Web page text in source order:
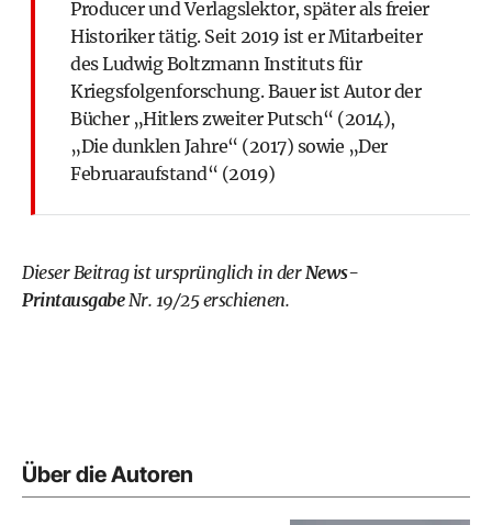
Producer und Verlagslektor, später als freier
Historiker tätig. Seit 2019 ist er Mitarbeiter
des Ludwig Boltzmann Instituts für
Kriegsfolgenforschung. Bauer ist Autor der
Bücher „Hitlers zweiter Putsch“ (2014),
„Die dunklen Jahre“ (2017) sowie „Der
Februaraufstand“ (2019)
Dieser Beitrag ist ursprünglich in der News-
PrintausgabeNr. 19/25 erschienen.
Über die Autoren